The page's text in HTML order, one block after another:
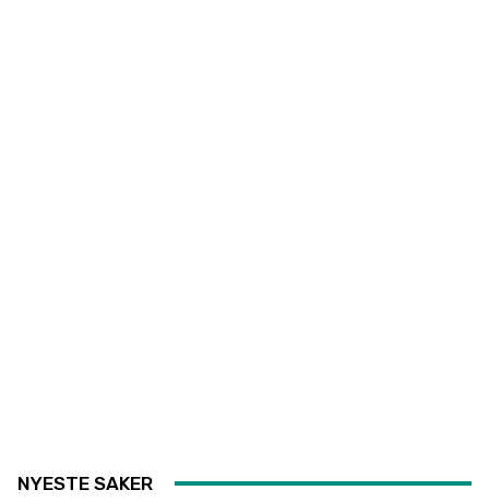
NYESTE SAKER